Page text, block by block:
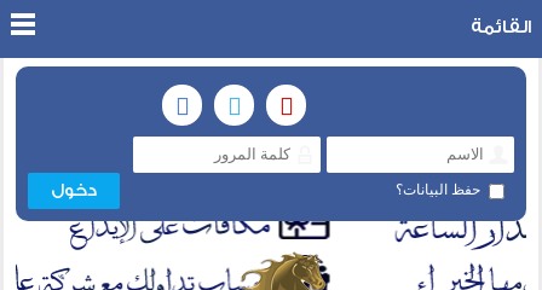
حفظ البيانات؟
القائمة